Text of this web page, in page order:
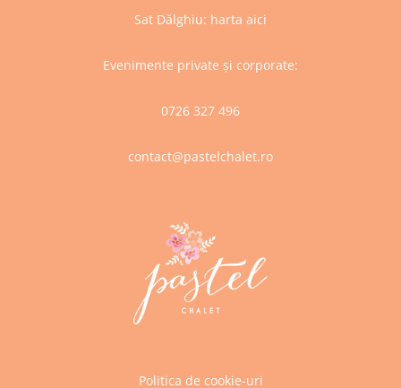
Sat Dălghiu: harta aici
Evenimente private și corporate:
0726 327 496
contact@pastelchalet.ro
Politica de cookie-uri